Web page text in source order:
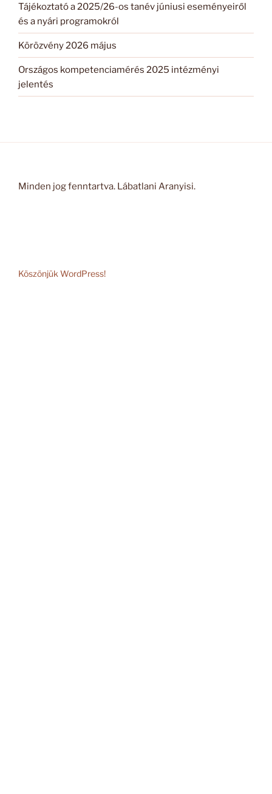
Tájékoztató a 2025/26-os tanév júniusi eseményeiről
és a nyári programokról
Körözvény 2026 május
Országos kompetenciamérés 2025 intézményi
jelentés
Minden jog fenntartva. Lábatlani Aranyisi.
Köszönjük WordPress!